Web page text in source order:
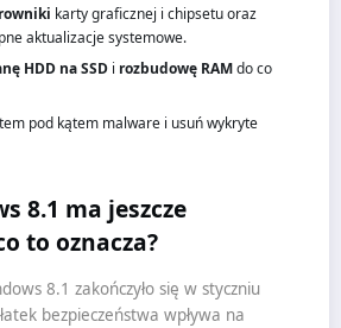
karty graficznej i chipsetu oraz
aktualizacje systemowe.
HDD na SSD i rozbudowę RAMdo co
pod kątem malware i usuń wykryte
8.1 ma jeszcze
to oznacza?
8.1 zakończyło się w styczniu
bezpieczeństwa wpływa na